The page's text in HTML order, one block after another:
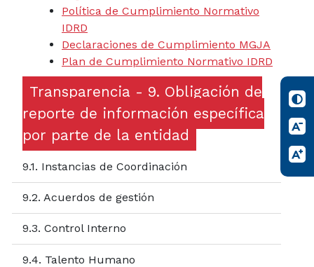
Transparencia - 9. Obligación de
reporte de información específica
por parte de la entidad
9.1. Instancias de Coordinación
9.2. Acuerdos de gestión
9.3. Control Interno
9.4. Talento Humano
Política de Cumplimiento Normativo
IDRD
Declaraciones de Cumplimiento MGJA
Plan de Cumplimiento Normativo IDRD